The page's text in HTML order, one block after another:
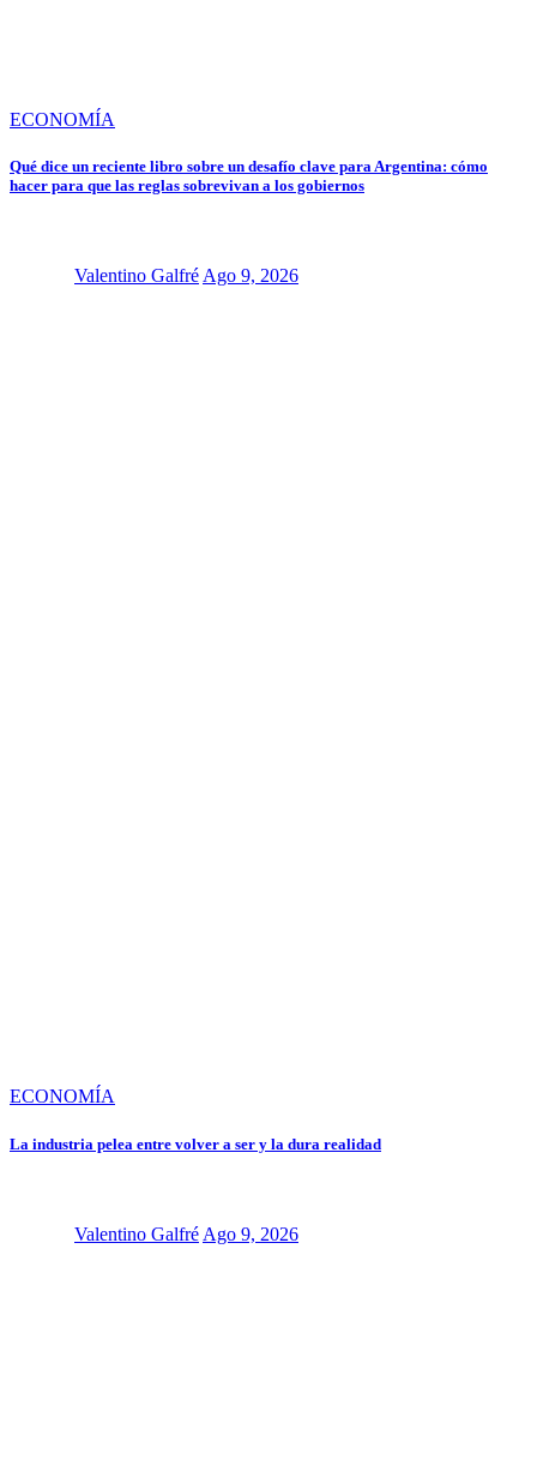
ECONOMÍA
Qué dice un reciente libro sobre un desafío clave para Argentina: cómo
hacer para que las reglas sobrevivan a los gobiernos
Valentino GalfréAgo 9, 2026
ECONOMÍA
La industria pelea entre volver a ser y la dura realidad
Valentino Galfré Ago 9, 2026